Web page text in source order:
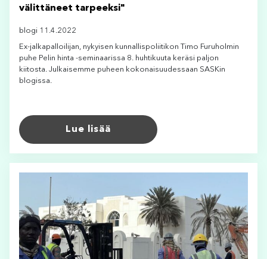
välittäneet tarpeeksi"
blogi 11.4.2022
Ex-jalkapalloilijan, nykyisen kunnallispoliitikon Timo Furuholmin
puhe Pelin hinta -seminaarissa 8. huhtikuuta keräsi paljon
kiitosta. Julkaisemme puheen kokonaisuudessaan SASKin
blogissa.
Lue lisää